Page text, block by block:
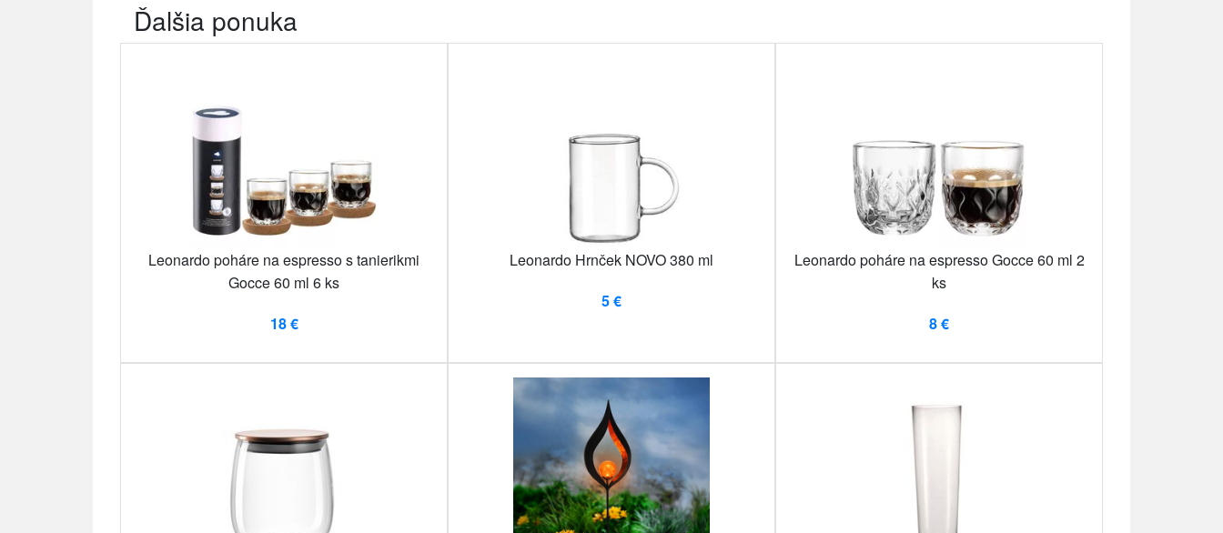
Ďalšia ponuka
Leonardo poháre na espresso s tanierikmi
Gocce 60 ml 6 ks
18 €
Leonardo Hrnček NOVO 380 ml
5 €
Leonardo poháre na espresso Gocce 60 ml 2
ks
8 €